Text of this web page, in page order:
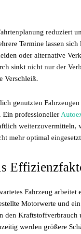
reduziert
Termine lassen sich
oder alternative
sinkt nicht nur der
Verschleiß.
genutzten
Ein professioneller
weiterzuvermitteln,
mehr optimal
Fahrzeug arbeitet
Motorwerte und
den Kraftstoffverbrauch
werden größere